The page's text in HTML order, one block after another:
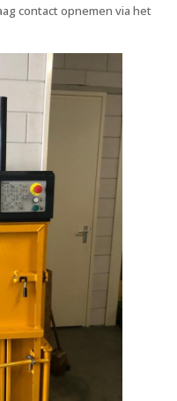
contact opnemen via het